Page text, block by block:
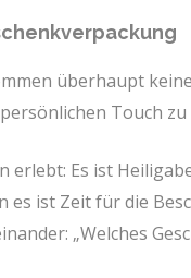
überhaupt
Touch
erlebt: Es ist
es ist Zeit für die
„Welches